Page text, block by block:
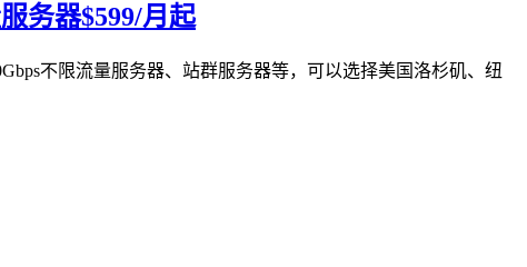
务器$599/月起
不限流量服务器、站群服务器等，可以选择美国洛杉矶、纽